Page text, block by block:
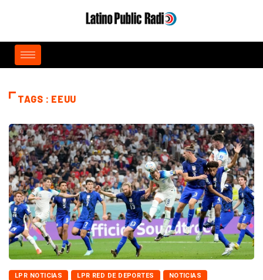
TAGS : EEUU
LPR NOTICIAS LPR RED DE DEPORTES NOTICIAS